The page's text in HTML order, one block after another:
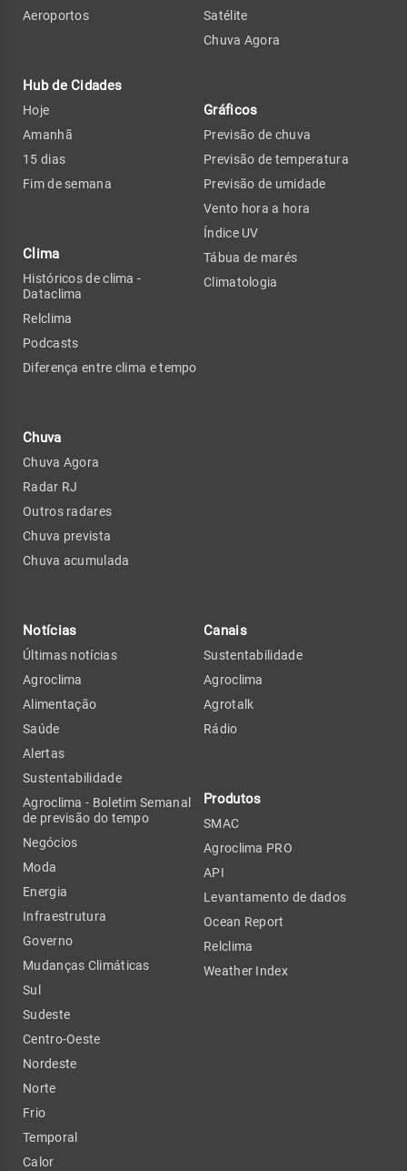
Aeroportos
Hub de Cidades
Hoje
Amanhã
15 dias
Fim de semana
Clima
Históricos de clima -
Dataclima
Relclima
Podcasts
Diferença entre clima e tempo
Chuva
Chuva Agora
Radar RJ
Outros radares
Chuva prevista
Chuva acumulada
Satélite
Chuva Agora
Gráficos
Previsão de chuva
Previsão de temperatura
Previsão de umidade
Vento hora a hora
Índice UV
Tábua de marés
Climatologia
Notícias
Últimas notícias
Agroclima
Alimentação
Saúde
Alertas
Sustentabilidade
Agroclima - Boletim Semanal
de previsão do tempo
Negócios
Moda
Energia
Infraestrutura
Governo
Mudanças Climáticas
Sul
Sudeste
Centro-Oeste
Nordeste
Norte
Frio
Temporal
Calor
Canais
Sustentabilidade
Agroclima
Agrotalk
Rádio
Produtos
SMAC
Agroclima PRO
API
Levantamento de dados
Ocean Report
Relclima
Weather Index